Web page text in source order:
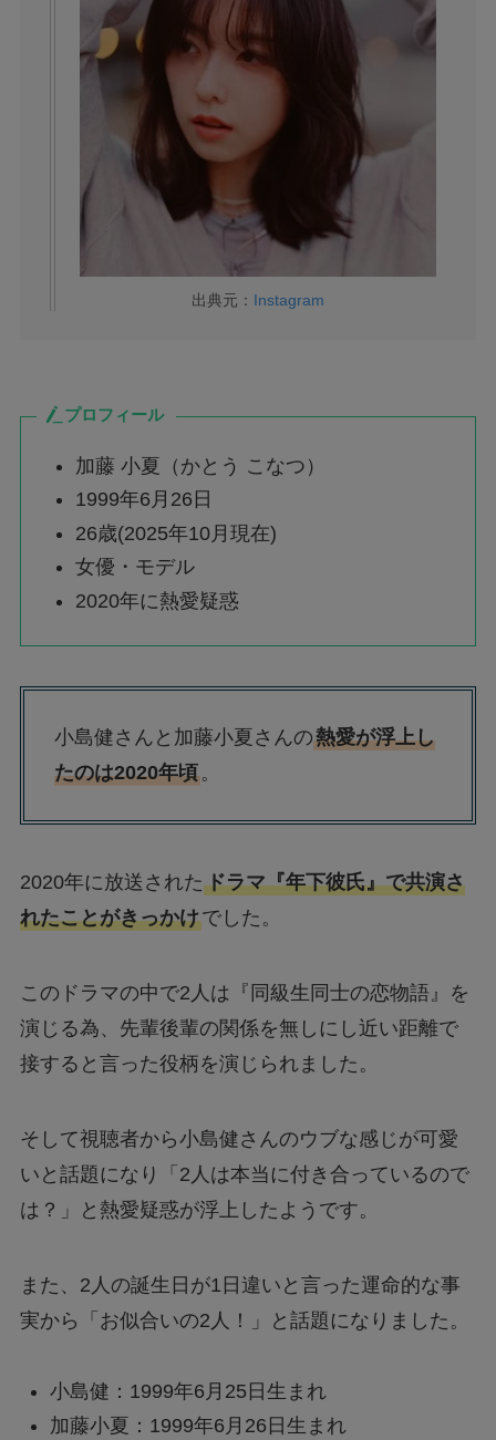
出典元： Instagram
プロフィール
加藤 小夏（かとう こなつ）
1999年6月26日
26歳(2025年10月現在)
女優・モデル
2020年に熱愛疑惑
小島健さんと加藤小夏さんの熱愛が浮上し
たのは2020年頃。
2020年に放送されたドラマ『年下彼氏』で共演さ
れたことがきっかけでした。
このドラマの中で2人は『同級生同士の恋物語』を
演じる為、先輩後輩の関係を無しにし近い距離で
接すると言った役柄を演じられました。
そして視聴者から小島健さんのウブな感じが可愛
いと話題になり「2人は本当に付き合っているので
は？」と熱愛疑惑が浮上したようです。
また、2人の誕生日が1日違いと言った運命的な事
実から「お似合いの2人！」と話題になりました。
小島健：1999年6月25日生まれ
加藤小夏：1999年6月26日生まれ